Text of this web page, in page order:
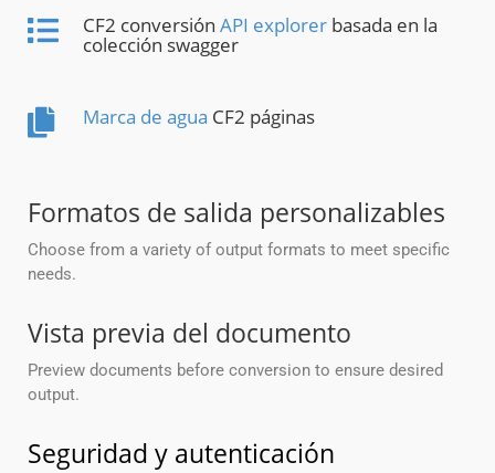
CF2 conversión API explorer basada en la
colección swagger
Marca de agua CF2 páginas
Formatos de salida personalizables
Choose from a variety of output formats to meet specific
needs.
Vista previa del documento
Preview documents before conversion to ensure desired
output.
Seguridad y autenticación